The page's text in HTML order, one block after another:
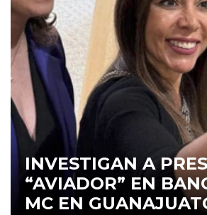
INVESTIGAN A
“AVIADOR” EN
MC EN